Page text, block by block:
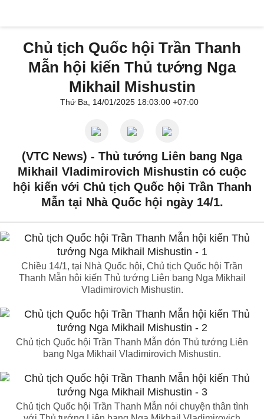
Chủ tịch Quốc hội Trần Thanh
Mẫn hội kiến Thủ tướng Nga
Mikhail Mishustin
Thứ Ba, 14/01/2025 18:03:00 +07:00
(VTC News) - Thủ tướng Liên bang Nga
Mikhail Vladimirovich Mishustin có cuộc
hội kiến với Chủ tịch Quốc hội Trần Thanh
Mẫn tại Nhà Quốc hội ngày 14/1.
Chiều 14/1, tại Nhà Quốc hội, Chủ tịch Quốc hội Trần
Thanh Mẫn hội kiến Thủ tướng Liên bang Nga Mikhail
Vladimirovich Mishustin.
Chủ tịch Quốc hội Trần Thanh Mẫn đón Thủ tướng Liên
bang Nga Mikhail Vladimirovich Mishustin.
Chủ tịch Quốc hội Trần Thanh Mẫn nói chuyện thân tình